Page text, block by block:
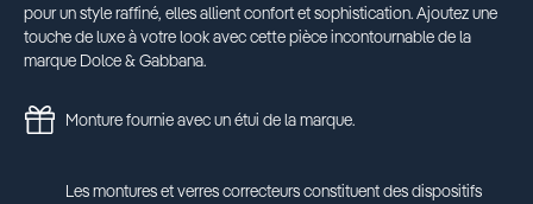
pour un style raffiné, elles allient confort et sophistication. Ajoutez une
touche de luxe à votre look avec cette pièce incontournable de la
marque Dolce & Gabbana.
Monture fournie avec un étui de la marque.
Les montures et verres correcteurs constituent des dispositifs